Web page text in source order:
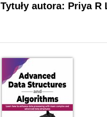
Tytuły autora: Priya